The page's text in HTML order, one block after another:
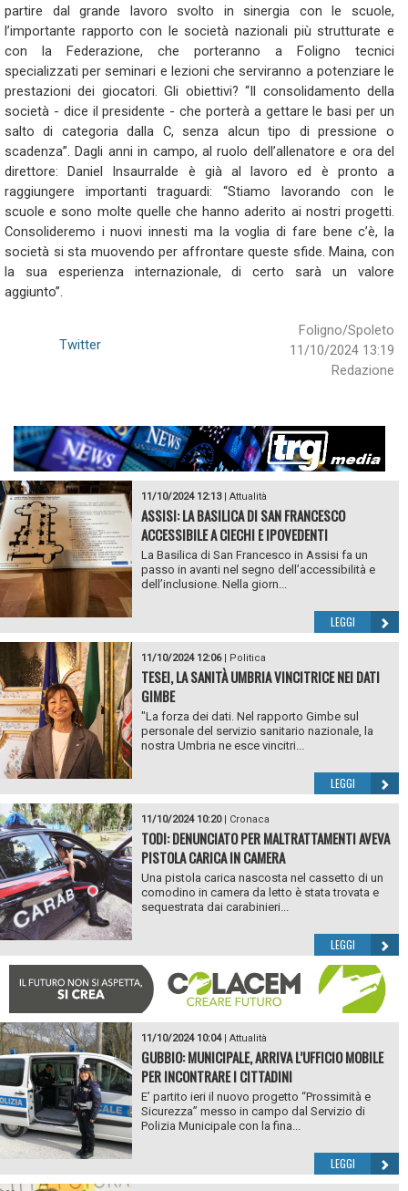
partire dal grande lavoro svolto in sinergia con le scuole,
l’importante rapporto con le società nazionali più strutturate e
con la Federazione, che porteranno a Foligno tecnici
specializzati per seminari e lezioni che serviranno a potenziare le
prestazioni dei giocatori. Gli obiettivi? “Il consolidamento della
società - dice il presidente - che porterà a gettare le basi per un
salto di categoria dalla C, senza alcun tipo di pressione o
scadenza”. Dagli anni in campo, al ruolo dell’allenatore e ora del
direttore: Daniel Insaurralde è già al lavoro ed è pronto a
raggiungere importanti traguardi: “Stiamo lavorando con le
scuole e sono molte quelle che hanno aderito ai nostri progetti.
Consolideremo i nuovi innesti ma la voglia di fare bene c’è, la
società si sta muovendo per affrontare queste sfide. Maina, con
la sua esperienza internazionale, di certo sarà un valore
aggiunto”.
Foligno/Spoleto
11/10/2024 13:19
Redazione
Twitter
11/10/2024 12:13| Attualità
ASSISI: LA BASILICA DI SAN FRANCESCO
ACCESSIBILE A CIECHI E IPOVEDENTI
La Basilica di San Francesco in Assisi fa un
passo in avanti nel segno dell’accessibilità e
dell’inclusione. Nella giorn...
LEGGI
11/10/2024 12:06| Politica
TESEI, LA SANITÀ UMBRIA VINCITRICE NEI DATI
GIMBE
"La forza dei dati. Nel rapporto Gimbe sul
personale del servizio sanitario nazionale, la
nostra Umbria ne esce vincitri...
LEGGI
11/10/2024 10:20| Cronaca
TODI: DENUNCIATO PER MALTRATTAMENTI AVEVA
PISTOLA CARICA IN CAMERA
Una pistola carica nascosta nel cassetto di un
comodino in camera da letto è stata trovata e
sequestrata dai carabinieri...
LEGGI
11/10/2024 10:04| Attualità
GUBBIO: MUNICIPALE, ARRIVA L’UFFICIO MOBILE
PER INCONTRARE I CITTADINI
E’ partito ieri il nuovo progetto “Prossimità e
Sicurezza” messo in campo dal Servizio di
Polizia Municipale con la fina...
LEGGI